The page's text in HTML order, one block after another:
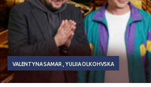
VALENTYNA SAMAR YULIIA OLKOHVSKA